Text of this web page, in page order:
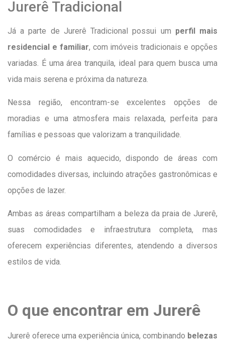
Jurerê Tradicional
Já a parte de Jurerê Tradicional possui um perfil mais
residencial e familiar, com imóveis tradicionais e opções
variadas. É uma área tranquila, ideal para quem busca uma
vida mais serena e próxima da natureza.
Nessa região, encontram-se excelentes opções de
moradias e uma atmosfera mais relaxada, perfeita para
famílias e pessoas que valorizam a tranquilidade.
O comércio é mais aquecido, dispondo de áreas com
comodidades diversas, incluindo atrações gastronômicas e
opções de lazer.
Ambas as áreas compartilham a beleza da praia de Jurerê,
suas comodidades e infraestrutura completa, mas
oferecem experiências diferentes, atendendo a diversos
estilos de vida.
O que encontrar em Jurerê
Jurerê oferece uma experiência única, combinando belezas